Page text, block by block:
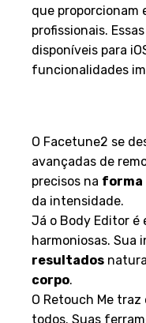
que proporcionam
profissionais.
disponíveis para
funcionalidades
O Facetune2 se
avançadas de
precisos na forma
da intensidade.
Já o Body Editor é
harmoniosas. Sua
resultados
corpo.
O Retouch Me
todos. Suas